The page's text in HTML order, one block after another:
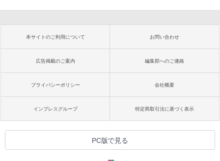
本サイトのご利用について お問い合わせ
広告掲載のご案内 編集部へのご連絡
プライバシーポリシー 会社概要
インプレスグループ 特定商取引法に基づく表示
PC版で見る